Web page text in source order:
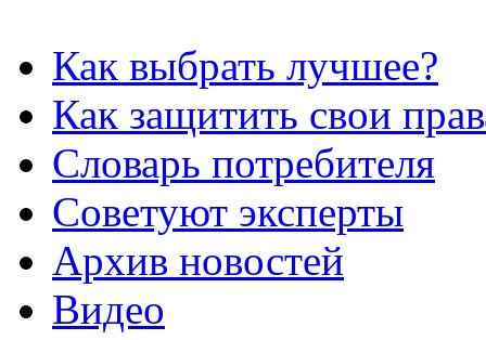
Как выбрать лучшее?
Как защитить свои
Словарь потребителя
Советуют эксперты
Архив новостей
Видео